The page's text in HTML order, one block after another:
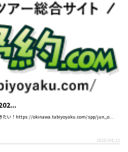
たい！https://okinawa.tabiyoyaku.com/spp/jun_o...
2020/04/22